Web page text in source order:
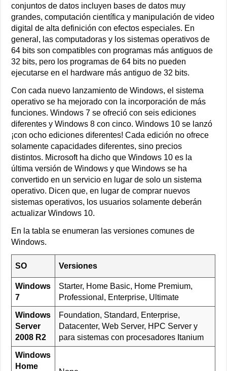
conjuntos de datos incluyen bases de datos muy
grandes, computación científica y manipulación de video
digital de alta definición con efectos especiales. En
general, las computadoras y los sistemas operativos de
64 bits son compatibles con programas más antiguos de
32 bits, pero los programas de 64 bits no pueden
ejecutarse en el hardware más antiguo de 32 bits.
Con cada nuevo lanzamiento de Windows, el sistema
operativo se ha mejorado con la incorporación de más
funciones. Windows 7 se ofreció con seis ediciones
diferentes y Windows 8 con cinco. Windows 10 se lanzó
¡con ocho ediciones diferentes! Cada edición no ofrece
solamente capacidades diferentes, sino precios
distintos. Microsoft ha dicho que Windows 10 es la
última versión de Windows y que Windows se ha
convertido en un servicio en lugar de solo un sistema
operativo. Dicen que, en lugar de comprar nuevos
sistemas operativos, los usuarios solamente deberán
actualizar Windows 10.
En la tabla se enumeran las versiones comunes de
Windows.
SO Versiones
Windows
7
Starter, Home Basic, Home Premium,
Professional, Enterprise, Ultimate
Windows
Server
2008 R2
Foundation, Standard, Enterprise,
Datacenter, Web Server, HPC Server y
para sistemas con procesadores Itanium
Windows
Home